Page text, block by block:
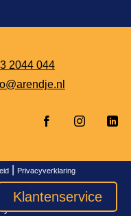
2044 044
Privacyverklaring
en event verhuur
Klantenservice